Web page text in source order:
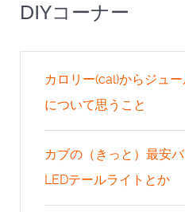
DIYコーナー
カロリー(cal)からジュ
について思うこと
カブの（きっと）最安
LEDテールライトとか